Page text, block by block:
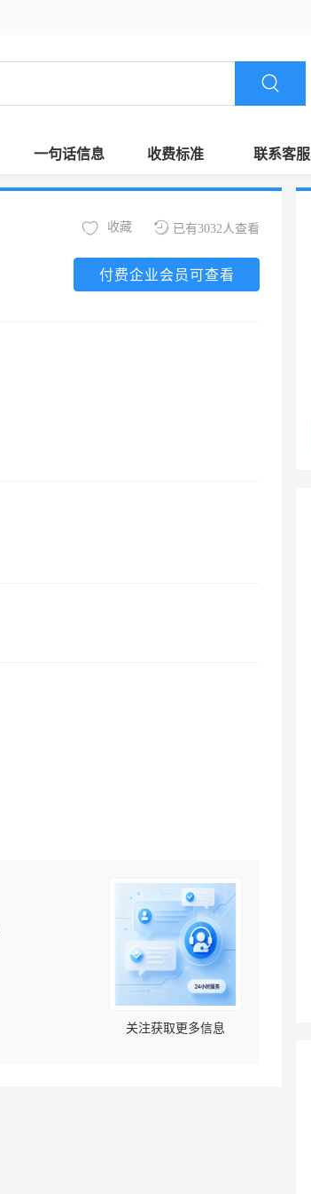
一句话信息 收费标准 联系客服
已有3032人查看
收藏
付费企业会员可查看
关注获取更多信息